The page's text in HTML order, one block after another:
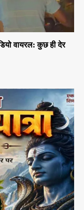
वायरल: कुछ ही देर